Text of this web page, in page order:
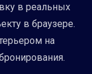
в реальных
в браузере.
на